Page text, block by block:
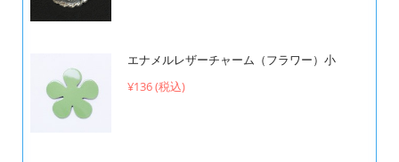
エナメルレザーチャーム（フラワー）小
¥136 (税込)